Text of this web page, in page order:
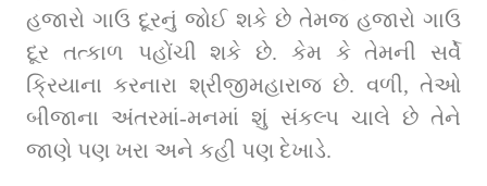
હજારો ગાઉ દૂરનું જોઈ શકે છે તેમજ હજારો ગાઉ
દૂર તત્કાળ પહોંચી શકે છે. કેમ કે તેમની સર્વે
ક્રિયાના કરનારા શ્રીજીમહારાજ છે. વળી, તેઓ
બીજાના અંતરમાં-મનમાં શું સંકલ્પ ચાલે છે તેને
જાણે પણ ખરા અને કહી પણ દેખાડે.